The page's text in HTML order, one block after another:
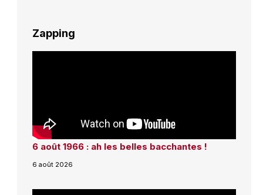
Zapping
6 août 1966 : ah les belles bacchantes !
6 août 2026